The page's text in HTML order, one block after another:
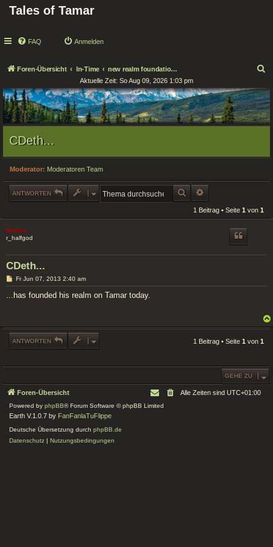
Tales of Tamar
FAQ Anmelden
Foren-Übersicht In-Time new realm foundations / Neue Reichsgründungen
c
h
e
Aktuelle Zeit: So Aug 09, 2026 1:03 pm
CDeth...
Moderator: Moderatoren Team
ANTWORTEN SUCHE
1 Beitrag • Seite 1 von 1
Wolfen
r_halfgod
CDeth...
B
e
i
Fr Jun 07, 2013 2:40 am
...has founded his realm on Tamar today.
ANTWORTEN 1 Beitrag • Seite 1 von 1
GEHE ZU
Foren-Übersicht Alle Zeiten sind UTC+01:00
Powered by phpBB® Forum Software © phpBB Limited
Earth V.1.0.7 by FanFanlaTuFlippe
Deutsche Übersetzung durch phpBB.de
Datenschutz | Nutzungsbedingungen